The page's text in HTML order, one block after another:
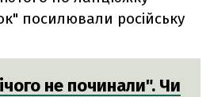
" посилювали російську
не починали". Чи